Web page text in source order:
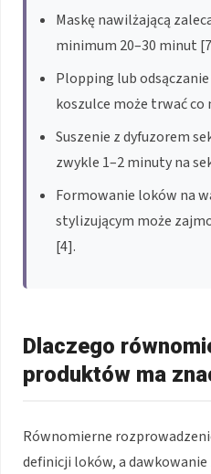
Maskę nawilżającą
minimum 20–30 minut
Plopping lub
koszulce może trwać
Suszenie z dyfuzorem
zwykle 1–2 minuty na
Formowanie loków na
stylizującym może
[4].
Dlaczego
produktów ma
Równomierne
definicji loków, a